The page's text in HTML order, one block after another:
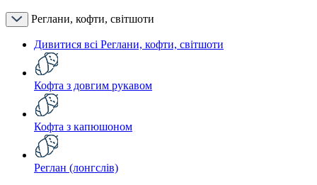
Реглани, кофти, світшоти
Дивитися всі Реглани, кофти, світшоти
Кофта з довгим рукавом
Кофта з капюшоном
Реглан (лонгслів)